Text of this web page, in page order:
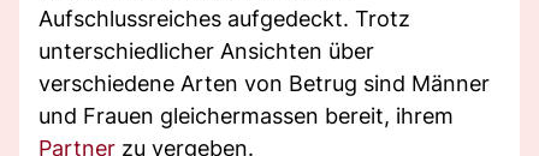
Aufschlussreiches aufgedeckt. Trotz
unterschiedlicher Ansichten über
verschiedene Arten von Betrug sind Männer
und Frauen gleichermassen bereit, ihrem
Partner zu vergeben.